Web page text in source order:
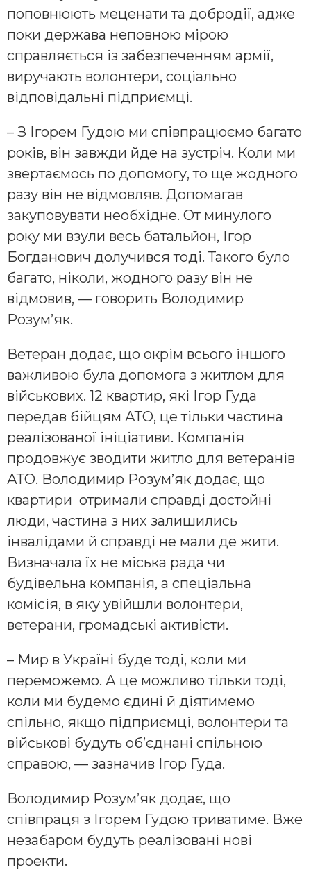
поповнюють меценати та добродії, адже
поки держава неповною мірою
справляється із забезпеченням армії,
виручають волонтери, соціально
відповідальні підприємці.
– З Ігорем Гудою ми співпрацюємо багато
років, він завжди йде на зустріч. Коли ми
звертаємось по допомогу, то ще жодного
разу він не відмовляв. Допомагав
закуповувати необхідне. От минулого
року ми взули весь батальйон, Ігор
Богданович долучився тоді. Такого було
багато, ніколи, жодного разу він не
відмовив, — говорить Володимир
Розум’як.
Ветеран додає, що окрім всього іншого
важливою була допомога з житлом для
військових. 12 квартир, які Ігор Гуда
передав бійцям АТО, це тільки частина
реалізованої ініціативи. Компанія
продовжує зводити житло для ветеранів
АТО. Володимир Розум’як додає, що
квартири отримали справді достойні
люди, частина з них залишились
інвалідами й справді не мали де жити.
Визначала їх не міська рада чи
будівельна компанія, а спеціальна
комісія, в яку увійшли волонтери,
ветерани, громадські активісти.
– Мир в Україні буде тоді, коли ми
переможемо. А це можливо тільки тоді,
коли ми будемо єдині й діятимемо
спільно, якщо підприємці, волонтери та
військові будуть об’єднані спільною
справою, — зазначив Ігор Гуда.
Володимир Розум’як додає, що
співпраця з Ігорем Гудою триватиме. Вже
незабаром будуть реалізовані нові
проекти.